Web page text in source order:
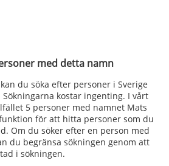
med detta namn
du söka efter personer i Sverige
Sökningarna kostar ingenting. I vårt
5 personer med namnet Mats
för att hitta personer som du
Om du söker efter en person med
du begränsa sökningen genom att
i sökningen.